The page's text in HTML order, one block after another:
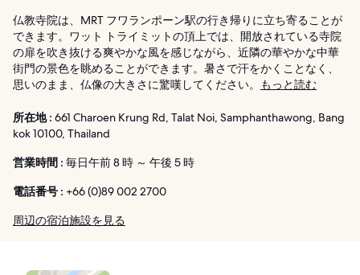
仏教寺院は、MRT フワランポーン駅の行き帰りに立ち寄ることが
できます。ワット トライミットの頂上では、開放されている寺院
の扉を吹き抜ける爽やかな風を感じながら、近隣の華やかな中華
街門の景色を眺めることができます。暑さで汗をかくことなく、
思いのまま、仏像の大きさに驚嘆してください。
もっと読む
所在地 : 661 Charoen Krung Rd, Talat Noi, Samphanthawong, Bang
kok 10100, Thailand
営業時間 : 毎日午前 8 時 ～ 午後 5 時
電話番号 : +66 (0)89 002 2700
周辺の宿泊施設を見る